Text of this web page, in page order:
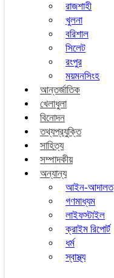
রাজশাহী
খুলনা
বরিশাল
সিলেট
রংপুর
ময়মনসিংহ
আন্তর্জাতিক
খেলাধুলা
বিনোদন
তথ্যপ্রযুক্তি
সাহিত্য
সম্পাদকীয়
অন্যান্য
আইন-আদালত
গণমাধ্যম
লাইফস্টাইল
ক্রাইম রিপোর্ট
ধর্ম
স্বাস্থ্য